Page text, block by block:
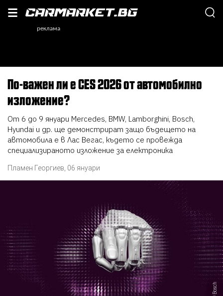
По-важен ли е CES 2026 от автомобилно
изложение?
От 6 до 9 януари Mercedes, BMW, Lamborghini, Bosch,
Hyundai и др. ще демонстрират защо бъдещето на
автомобила е в Лас Вегас, където се провежда
специализираното изложение за електроника
Пламен Георгиев 06 януари
Bosch